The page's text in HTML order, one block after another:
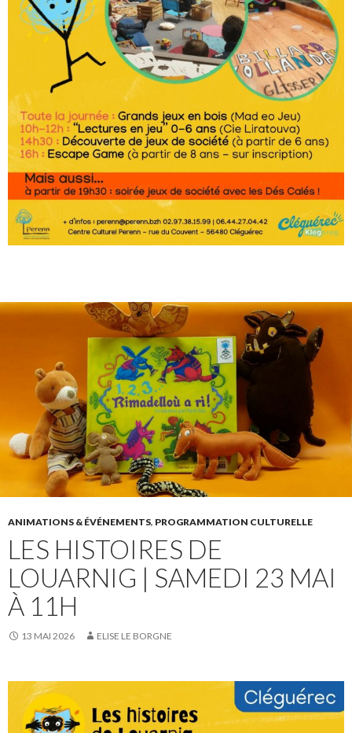
ANIMATIONS & ÉVÉNEMENTS, PROGRAMMATION CULTURELLE
LES HISTOIRES DE
LOUARNIG | SAMEDI 23 MAI
À 11H
13 MAI 2026 ELISE LE BORGNE